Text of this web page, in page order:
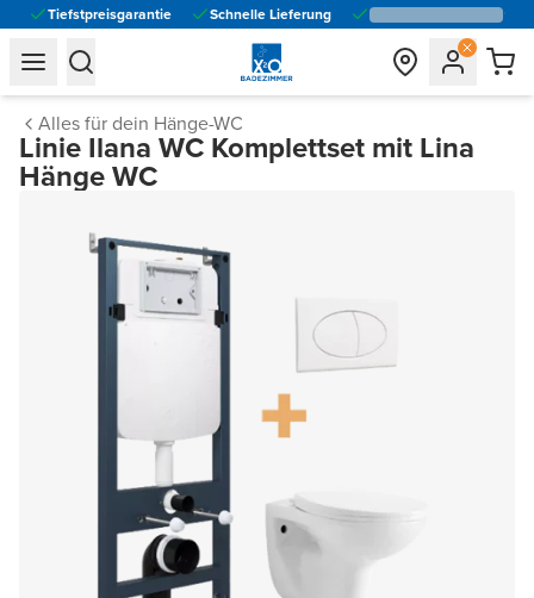
Tiefstpreisgarantie Schnelle Lieferung
general.navigation.toggle_menu.label
general.navigation.toggle_menu.label
Alles für dein Hänge-WC
Linie Ilana WC Komplettset mit Lina
Hänge WC